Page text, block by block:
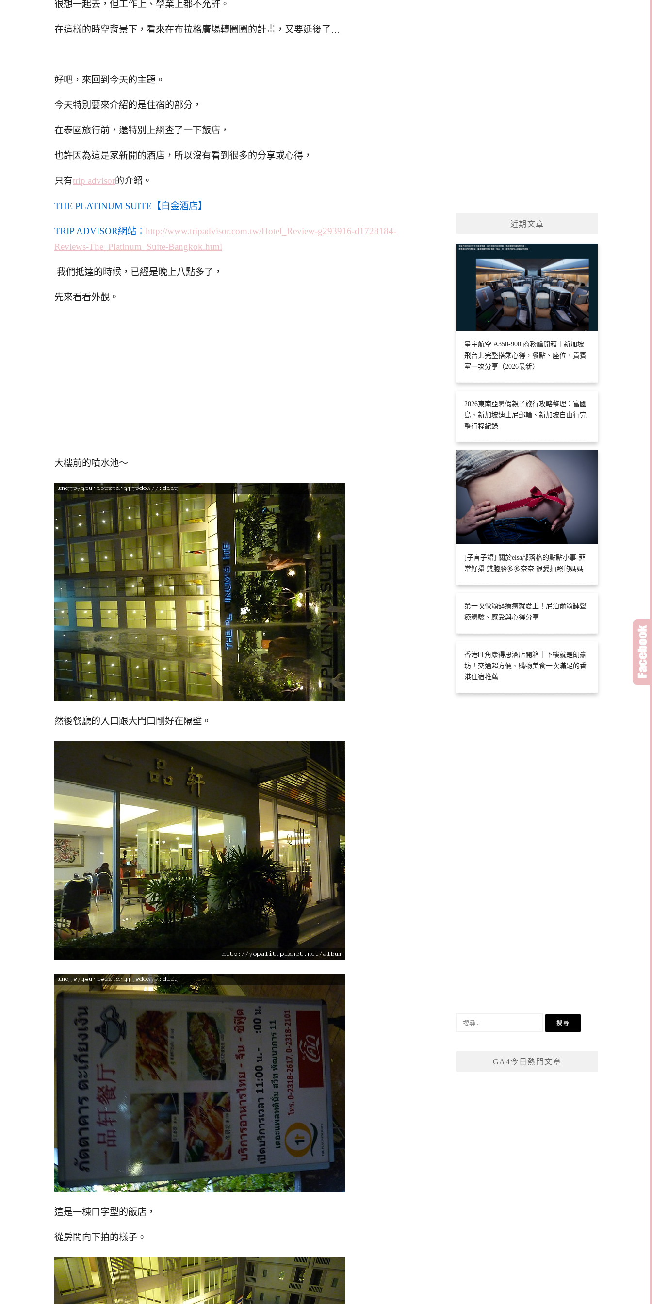
很想一起去，但工作上、學業上都不允許。
在這樣的時空背景下，看來在布拉格廣場轉圈圈的計畫，又要延後了…
好吧，來回到今天的主題。
今天特別要來介紹的是住宿的部分，
在泰國旅行前，還特別上網查了一下飯店，
也許因為這是家新開的酒店，所以沒有看到很多的分享或心得，
只有trip advisor的介紹。
THE PLATINUM SUITE【白金酒店】
TRIP ADVISOR網站： http://www.tripadvisor.com.tw/Hotel_Review-g293916-d1728184-
Reviews-The_Platinum_Suite-Bangkok.html
我們抵達的時候，已經是晚上八點多了，
先來看看外觀。
大樓前的噴水池～
然後餐廳的入口跟大門口剛好在隔壁。
這是一棟ㄇ字型的飯店，
從房間向下拍的樣子。
近期文章
星宇航空 A350-900 商務艙開箱｜新加坡
飛台北完整搭乘心得，餐點、座位、貴賓
室一次分享（2026最新）
2026東南亞暑假親子旅行攻略整理：富國
島、新加坡迪士尼郵輪、新加坡自由行完
整行程紀錄
[子言子語] 關於elsa部落格的點點小事-菲
常好攝 雙胞胎多多奈奈 很愛拍照的媽媽
第一次做頌缽療癒就愛上！尼泊爾頌缽聲
療體驗、感受與心得分享
香港旺角康得思酒店開箱｜下樓就是朗豪
坊！交通超方便、購物美食一次滿足的香
港住宿推薦
GA4今日熱門文章